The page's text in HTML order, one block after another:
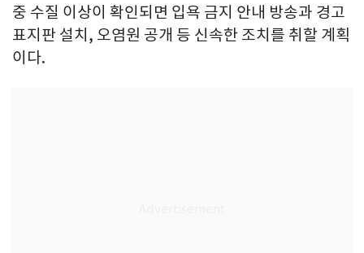
중 수질 이상이 확인되면 입욕 금지 안내 방송과 경고
표지판 설치, 오염원 공개 등 신속한 조치를 취할 계획
이다.